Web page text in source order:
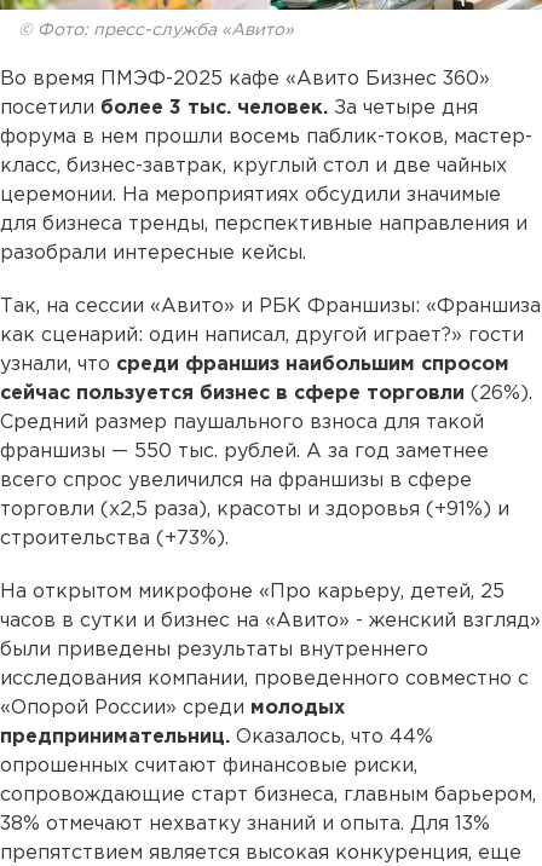
© Фото: пресс-служба «Авито»
Во время ПМЭФ-2025 кафе «Авито Бизнес 360»
посетили более 3 тыс. человек. За четыре дня
форума в нем прошли восемь паблик-токов, мастер-
класс, бизнес-завтрак, круглый стол и две чайных
церемонии. На мероприятиях обсудили значимые
для бизнеса тренды, перспективные направления и
разобрали интересные кейсы.
Так, на сессии «Авито» и РБК Франшизы: «Франшиза
как сценарий: один написал, другой играет?» гости
узнали, что среди франшиз наибольшим спросом
сейчас пользуется бизнес в сфере торговли (26%).
Средний размер паушального взноса для такой
франшизы — 550 тыс. рублей. А за год заметнее
всего спрос увеличился на франшизы в сфере
торговли (х2,5 раза), красоты и здоровья (+91%) и
строительства (+73%).
На открытом микрофоне «Про карьеру, детей, 25
часов в сутки и бизнес на «Авито» - женский взгляд»
были приведены результаты внутреннего
исследования компании, проведенного совместно с
«Опорой России» среди молодых
предпринимательниц. Оказалось, что 44%
опрошенных считают финансовые риски,
сопровождающие старт бизнеса, главным барьером,
38% отмечают нехватку знаний и опыта. Для 13%
препятствием является высокая конкуренция, еще